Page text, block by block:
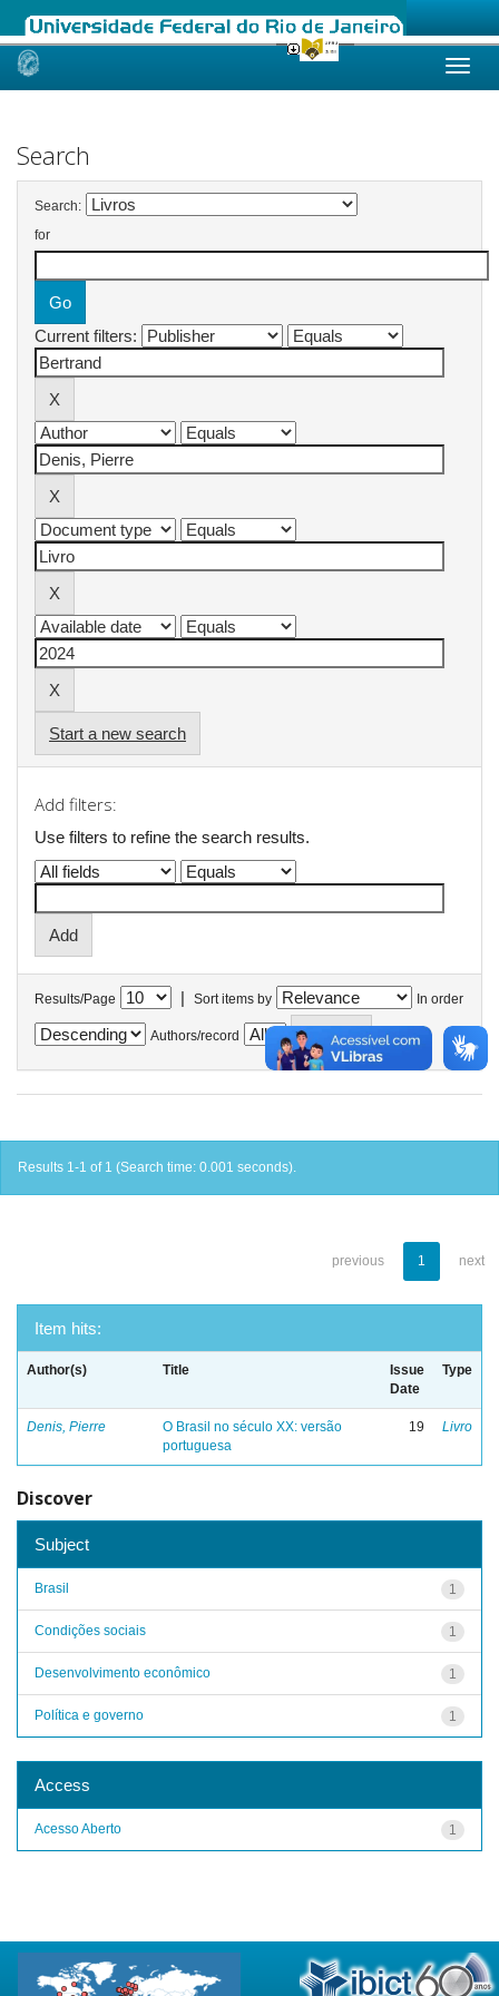
Skip
Search
Search:
for
Current filters:
Start a new search
Add filters:
Use filters to refine the search results.
Results/Page | Sort items by In order
Authors/record
Results 1-1 of 1 (Search time: 0.001 seconds).
previous 1 next
Item hits:
Author(s) Title
Issue
Date
Type
Denis, Pierre
O Brasil no século XX: versão
portuguesa
19 Livro
Discover
Subject
1
Brasil
1
Condições sociais
1
Desenvolvimento econômico
1
Política e governo
Access
1
Acesso Aberto